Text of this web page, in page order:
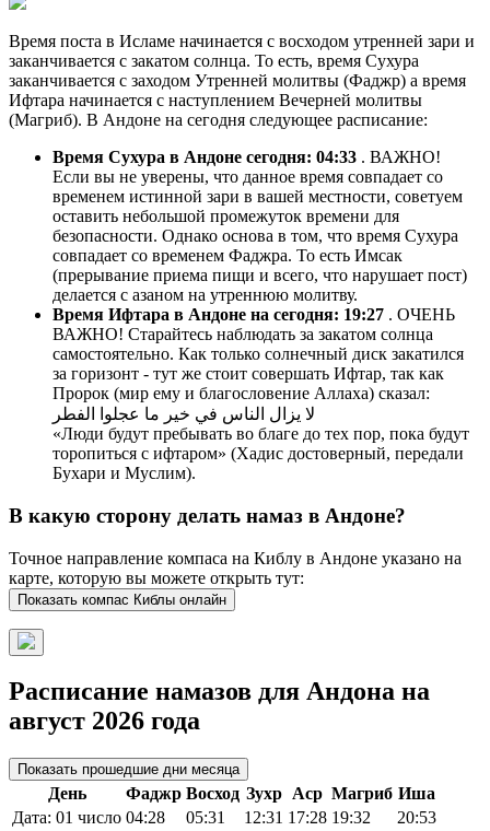
Время поста в Исламе начинается с восходом утренней зари и
заканчивается с закатом солнца. То есть, время Сухура
заканчивается с заходом Утренней молитвы (Фаджр) а время
Ифтара начинается с наступлением Вечерней молитвы
(Магриб). В Андоне на сегодня следующее расписание:
Время Сухура в Андоне сегодня: 04:33 . ВАЖНО!
Если вы не уверены, что данное время совпадает со
временем истинной зари в вашей местности, советуем
оставить небольшой промежуток времени для
безопасности. Однако основа в том, что время Сухура
совпадает со временем Фаджра. То есть Имсак
(прерывание приема пищи и всего, что нарушает пост)
делается с азаном на утреннюю молитву.
Время Ифтара в Андоне на сегодня: 19:27 . ОЧЕНЬ
ВАЖНО! Старайтесь наблюдать за закатом солнца
самостоятельно. Как только солнечный диск закатился
за горизонт - тут же стоит совершать Ифтар, так как
Пророк (мир ему и благословение Аллаха) сказал:
لا يزال الناس في خير ما عجلوا الفطر
«Люди будут пребывать во благе до тех пор, пока будут
торопиться с ифтаром» (Хадис достоверный, передали
Бухари и Муслим).
В какую сторону делать намаз в Андоне?
Точное направление компаса на Киблу в Андоне указано на
карте, которую вы можете открыть тут:
Показать компас Киблы онлайн
Расписание намазов для Андона на
август 2026 года
Показать прошедшие дни месяца
День Фаджр Восход Зухр Аср Магриб Иша
Дата: 01 число 04:28 05:31 12:31 17:28 19:32 20:53